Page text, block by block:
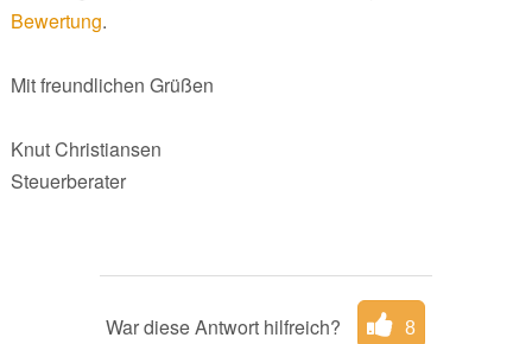
Bewertung.
Mit freundlichen Grüßen
Knut Christiansen
Steuerberater
War diese Antwort hilfreich? 8